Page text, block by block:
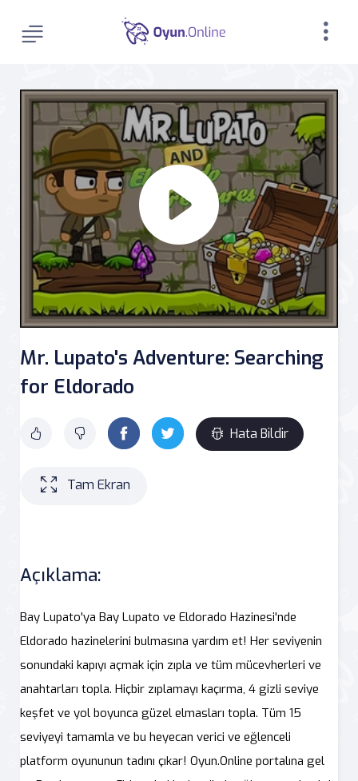
Mr. Lupato's Adventure: Searching
for Eldorado
Hata Bildir
Tam Ekran
Açıklama:
Bay Lupato'ya Bay Lupato ve Eldorado Hazinesi'nde
Eldorado hazinelerini bulmasına yardım et! Her seviyenin
sonundaki kapıyı açmak için zıpla ve tüm mücevherleri ve
anahtarları topla. Hiçbir zıplamayı kaçırma, 4 gizli seviye
keşfet ve yol boyunca güzel elmasları topla. Tüm 15
seviyeyi tamamla ve bu heyecan verici ve eğlenceli
platform oyununun tadını çıkar! Oyun.Online portalına gel